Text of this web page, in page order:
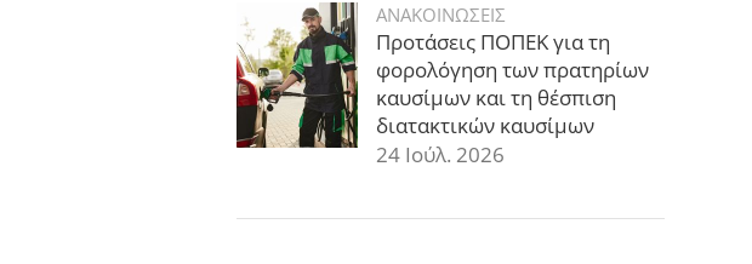
ΑΝΑΚΟΙΝΩΣΕΙΣ
Προτάσεις ΠΟΠΕΚ για τη
φορολόγηση των πρατηρίων
καυσίμων και τη θέσπιση
διατακτικών καυσίμων
24 Ιούλ. 2026